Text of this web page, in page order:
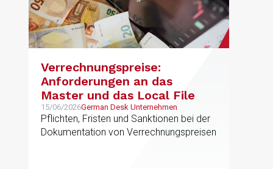
Verrechnungspreise:
Anforderungen an das
Master und das Local File
15/06/2026German Desk Unternehmen
Pflichten, Fristen und Sanktionen bei der
Dokumentation von Verrechnungspreisen